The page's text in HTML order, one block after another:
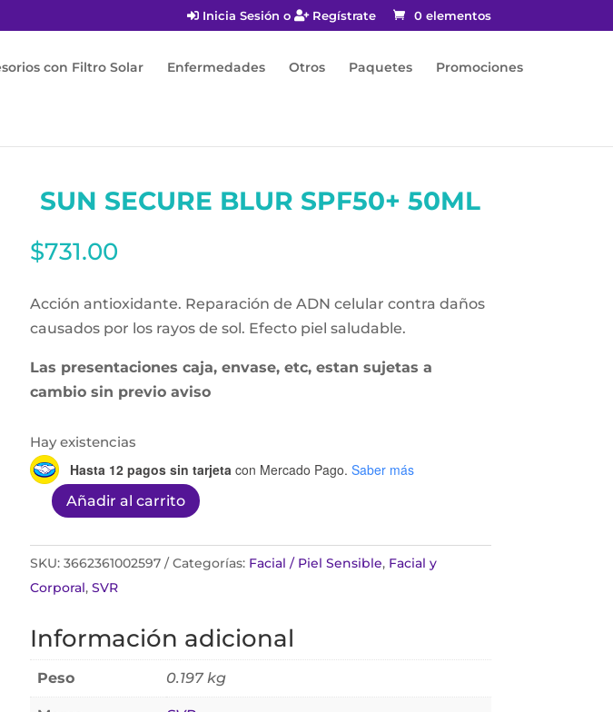
Inicia Sesión o Regístrate 0 elementos
con Filtro Solar Enfermedades Otros Paquetes Promociones
SUN SECURE BLUR SPF50+ 50ML
$731.00
Acción antioxidante. Reparación de ADN celular contra daños
causados por los rayos de sol. Efecto piel saludable.
Las presentaciones caja, envase, etc, estan sujetas a
cambio sin previo aviso
Hay existencias
Hasta 12 pagos sin tarjeta con Mercado Pago. Saber más
Sun
Blur
Spf50+
cantidad
Añadir al carrito
SKU: 3662361002597 Categorías: Facial / Piel Sensible, Facial y
Corporal, SVR
Información adicional
Peso 0.197 kg